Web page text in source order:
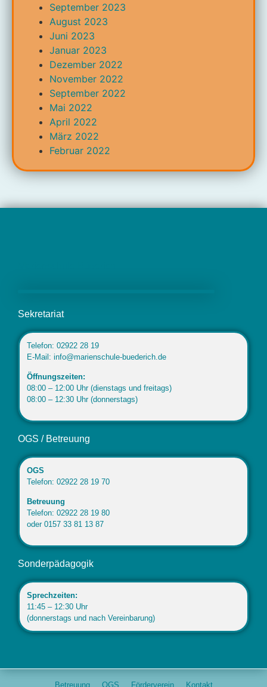
September 2023
August 2023
Juni 2023
Januar 2023
Dezember 2022
November 2022
September 2022
Mai 2022
April 2022
März 2022
Februar 2022
Sekretariat
Telefon: 02922 28 19
E-Mail: info@marienschule-buederich.de
Öffnungszeiten:
08:00 – 12:00 Uhr (dienstags und freitags)
08:00 – 12:30 Uhr (donnerstags)
OGS / Betreuung
OGS
Telefon: 02922 28 19 70
Betreuung
Telefon: 02922 28 19 80
oder 0157 33 81 13 87
Sonderpädagogik
Sprechzeiten:
11:45 – 12:30 Uhr
(donnerstags und nach Vereinbarung)
Betreuung OGS Förderverein Kontakt